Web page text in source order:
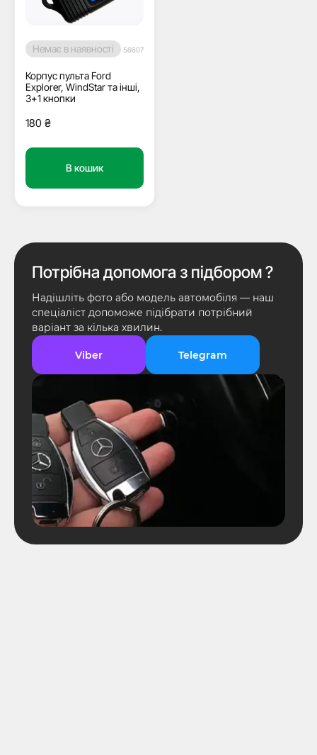
Немає в наявності 56607
Корпус пульта Ford
Explorer, WindStar та інші,
3+1 кнопки
180 ₴
В кошик
Потрібна допомога з підбором ?
Надішліть фото або модель автомобіля — наш
спеціаліст допоможе підібрати потрібний
варіант за кілька хвилин.
Viber Telegram